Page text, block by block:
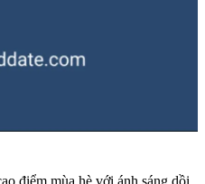
điểm mùa hè với ánh sáng dồi